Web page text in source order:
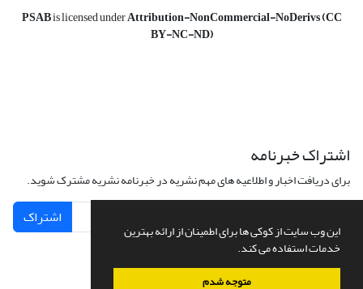
این وب سایت از کوکی ها برای اطمینان از ارائه بهترین
خدمات استفاده می کند.
متوجه شدم
PSABis licensed underAttribution-NonCommercial-NoDerivs (CC
BY-NC-ND)
اشتراک خبرنامه
برای دریافت اخبار و اطلاعیه های مهم نشریه در خبرنامه نشریه مشترک شوید.
اشتراک